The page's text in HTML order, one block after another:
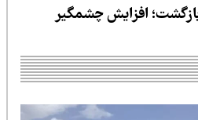
افزایش چشمگیر